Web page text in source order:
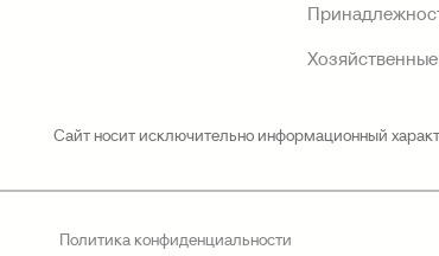
Сайт носит исключительно информационный
Политика конфиденциальности